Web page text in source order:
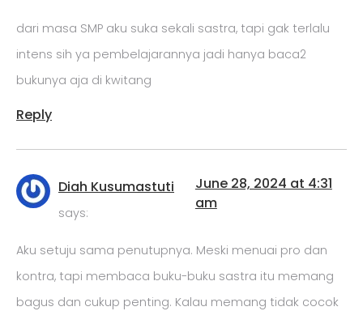
dari masa SMP aku suka sekali sastra, tapi gak terlalu
intens sih ya pembelajarannya jadi hanya baca2
bukunya aja di kwitang
Reply
Diah Kusumastuti
says:
June 28, 2024 at 4:31
am
Aku setuju sama penutupnya. Meski menuai pro dan
kontra, tapi membaca buku-buku sastra itu memang
bagus dan cukup penting. Kalau memang tidak cocok